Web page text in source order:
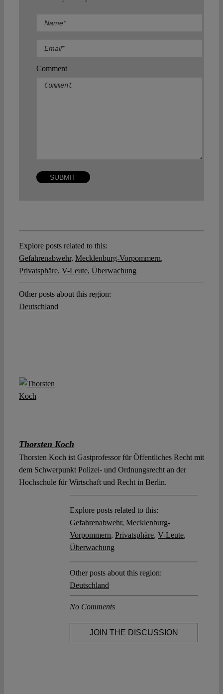
Comment
Explore posts related to this:
Gefahrenabwehr, Mecklenburg-Vorpommern,
Privatsphäre, V-Leute, Überwachung
Other posts about this region:
Deutschland
Thorsten Koch
Thorsten Koch ist Gastprofessor für Öffentliches Recht mit
dem Schwerpunkt Polizei- und Ordnungsrecht an der
Hochschule für Wirtschaft und Recht in Berlin.
Explore posts related to this:
Gefahrenabwehr, Mecklenburg-
Vorpommern, Privatsphäre, V-Leute,
Überwachung
Other posts about this region:
Deutschland
No Comments
JOIN THE DISCUSSION